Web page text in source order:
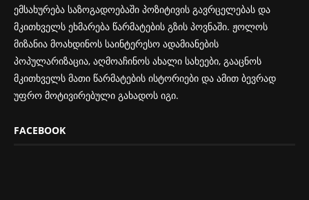
ემსახურება საზოგადოებაში პოზიტივის გავრცელებას და
მკითხველს ეხმარება წარმატების გზის პოვნაში. ჟოლოს
მიზანია მოახდინოს საინტერესო ადამიანების
პოპულარიზაცია, აღმოაჩინოს ახალი სახეები, გააცნოს
მკითხველს მათი წარმატების ისტორიები და ამით ბევრად
უფრო მოტივირებული გახადოს იგი.
FACEBOOK